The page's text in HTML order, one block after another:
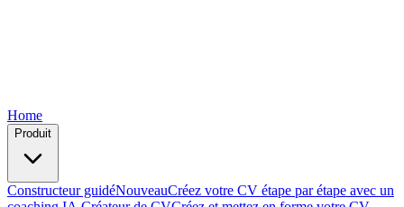
Home
Produit
Constructeur guidéNouveauCréez votre CV étape par étape avec un